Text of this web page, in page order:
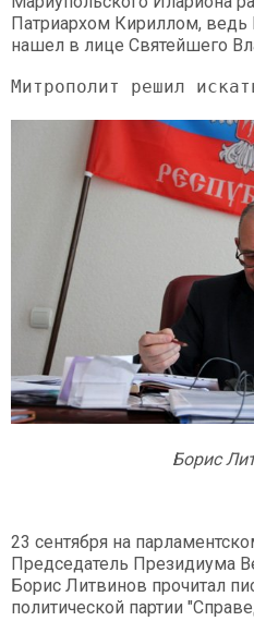
Патриархом Кириллом, ведь
нашел в лице Святейшего
Митрополит решил
Борис
23 сентября на
Председатель Президиума
Борис Литвинов прочитал
политической партии